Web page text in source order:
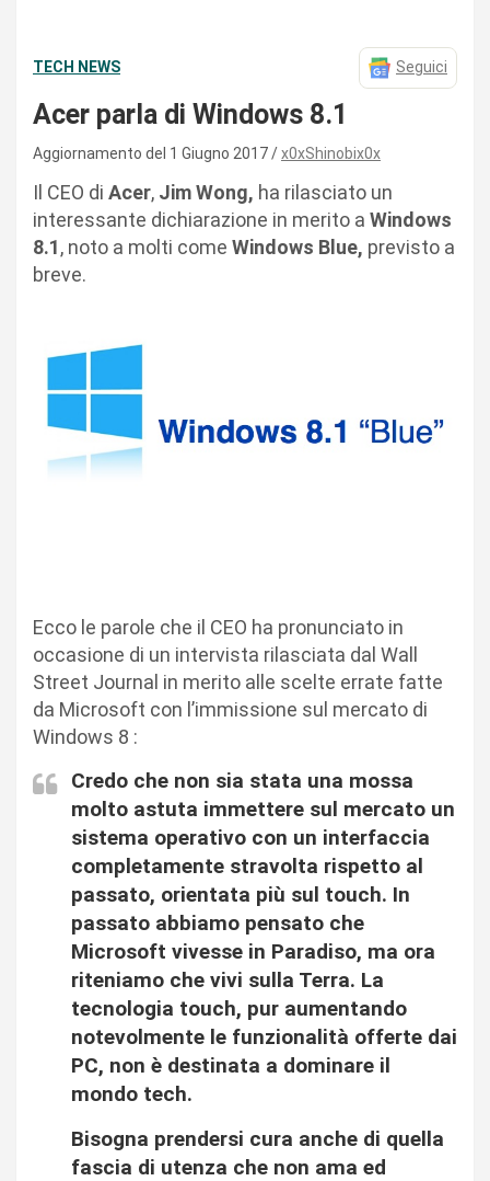
TECH NEWS Seguici
Acer parla di Windows 8.1
Aggiornamento del 1 Giugno 2017 x0xShinobix0x
Il CEO di Acer, Jim Wong, ha rilasciato un
interessante dichiarazione in merito a Windows
8.1, noto a molti come Windows Blue, previsto a
breve.
Ecco le parole che il CEO ha pronunciato in
occasione di un intervista rilasciata dal Wall
Street Journal in merito alle scelte errate fatte
da Microsoft con l’immissione sul mercato di
Windows 8 :
Credo che non sia stata una mossa
molto astuta immettere sul mercato un
sistema operativo con un interfaccia
completamente stravolta rispetto al
passato, orientata più sul touch. In
passato abbiamo pensato che
Microsoft vivesse in Paradiso, ma ora
riteniamo che vivi sulla Terra. La
tecnologia touch, pur aumentando
notevolmente le funzionalità offerte dai
PC, non è destinata a dominare il
mondo tech.
Bisogna prendersi cura anche di quella
fascia di utenza che non ama ed